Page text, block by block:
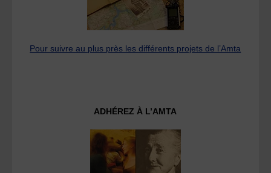
Pour suivre au plus près les différents projets de l’Amta
ADHÉREZ À L’AMTA